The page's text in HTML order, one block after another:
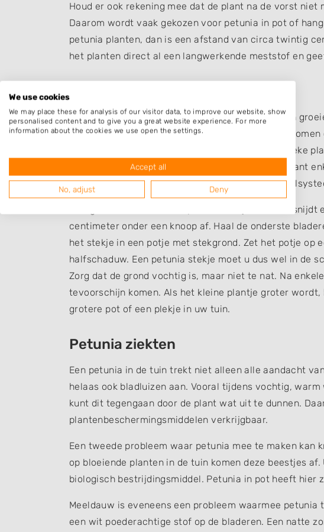
Houd er ook rekening mee dat de plant na de vorst
Daarom wordt vaak gekozen voor petunia in pot of
petunia planten, dan is een afstand van circa twintig
het planten direct al een langwerkende meststof en
Petunia vermeerderen kan door zaaiingen te laten
kruisen, kan een andere soort plant tevoorschijn
manier van vermeerderen, waarbij wel een identieke
stekken. Deze manier heeft als voordeel dat de plant
de plant uit zaden wordt gekweekt. Ook het
Hoe gaat het stekken van petunia in zijn werk? U
centimeter onder een knoop af. Haal de onderste
het stekje in een potje met stekgrond. Zet het potje op
halfschaduw. Een petunia stekje moet u dus wel in de
Zorg dat de grond vochtig is, maar niet te nat. Na
tevoorschijn komen. Als het kleine plantje groter
grotere pot of een plekje in uw tuin.
Petunia ziekten
Een petunia in de tuin trekt niet alleen alle aandacht
helaas ook bladluizen aan. Vooral tijdens vochtig,
kunt dit tegengaan door de plant wat uit te dunnen.
plantenbeschermingsmiddelen verkrijgbaar.
Een tweede probleem waar petunia mee te maken kan
op bloeiende planten in de tuin komen deze beestjes
biologisch bestrijdingsmiddel. Petunia in pot heeft hier
Meeldauw is eveneens een probleem waarmee
een wit poederachtige stof op de bladeren. Een natte
We use cookies
We may place these for analysis of our visitor data, to improve our website, show
personalised content and to give you a great website experience. For more
information about the cookies we use open the settings.
Accept all
No, adjust Deny